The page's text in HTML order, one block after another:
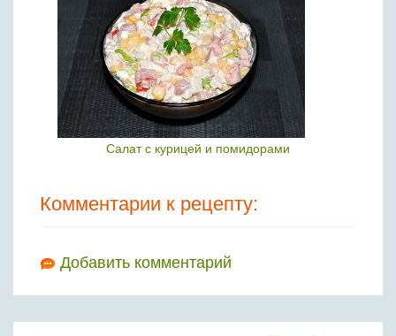
Салат с курицей и помидорами
Комментарии к рецепту:
Добавить комментарий